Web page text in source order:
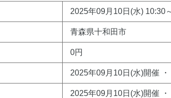
2025年09月10日(水) 10:30
青森県十和田市
0円
2025年09月10日(水)開催 ・
2025年09月10日(水)開催